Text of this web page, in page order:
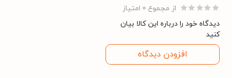
مشخصات کلی
برند
از مجموع 0 امتیاز
دیدگاه خود را درباره این کالا بیان
کنید
افزودن دیدگاه